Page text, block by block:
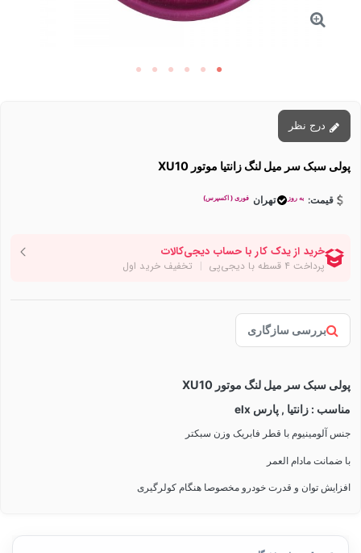
پولی سبک سر میل لنگ زانتیا موتور XU10
قیمت: به روز تهران فوری ( اکسپرس)
بررسی سازگاری
پولی سبک سر میل لنگ موتور XU10
مناسب : زانتیا , پارس elx
جنس آلومینیوم با قطر فابریک وزن سبکتر
با ضمانت مادام العمر
افزایش توان و قدرت خودرو مخصوصا هنگام کولرگیری